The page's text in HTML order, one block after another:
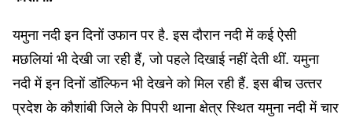
यमुना नदी इन दिनों उफान पर है. इस दौरान नदी में कई ऐसी
मछलियां भी देखी जा रही हैं, जो पहले दिखाई नहीं देती थीं. यमुना
नदी में इन दिनों डॉल्फिन भी देखने को मिल रही हैं. इस बीच उत्‍तर
प्रदेश के कौशांबी जिले के पिपरी थाना क्षेत्र स्थित यमुना नदी में चार